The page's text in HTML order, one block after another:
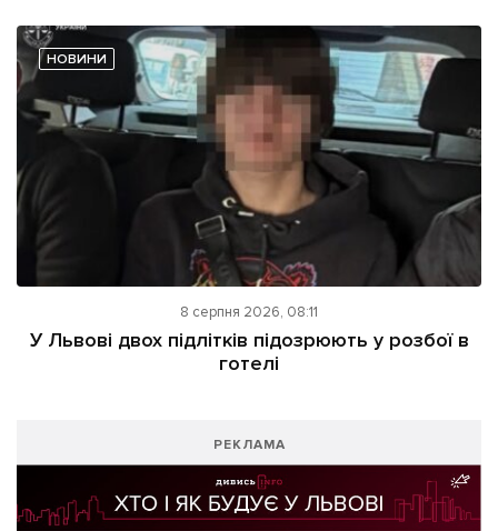
НОВИНИ
8 серпня 2026, 08:11
У Львові двох підлітків підозрюють у розбої в
готелі
РЕКЛАМА